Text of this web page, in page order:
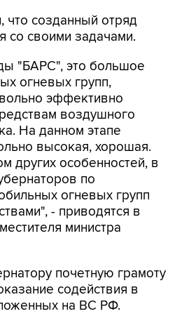
что созданный отряд
со своими задачами.
"БАРС", это большое
огневых групп,
эффективно
воздушного
На данном этапе
высокая, хорошая.
других особенностей, в
по
огневых групп
- приводятся в
министра
почетную грамоту
содействия в
на ВС РФ.